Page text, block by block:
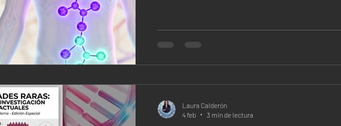
equilibrio hormonal adecuado no depende
acción, sino de una combinación de hábitos
Laura Calderón
4 feb
3 min de lectura